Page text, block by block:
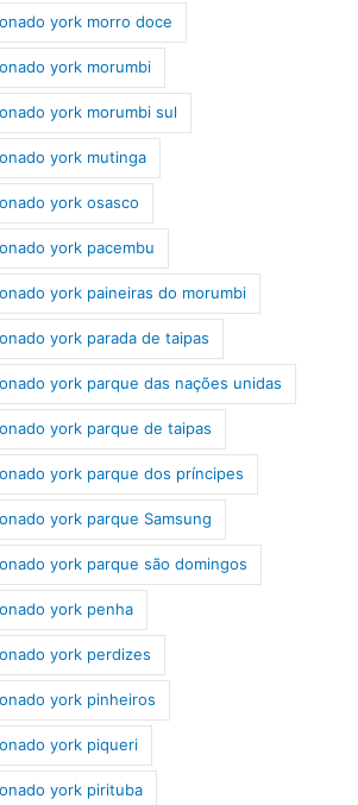
york morro doce
york morumbi
york morumbi sul
york mutinga
york osasco
york pacembu
york paineiras do morumbi
york parada de taipas
york parque das nações unidas
york parque de taipas
york parque dos príncipes
york parque Samsung
york parque são domingos
york penha
york perdizes
york pinheiros
york piqueri
york pirituba